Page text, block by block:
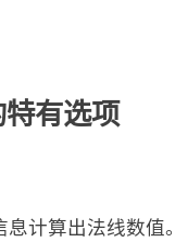
有选项
计算出法线数值。